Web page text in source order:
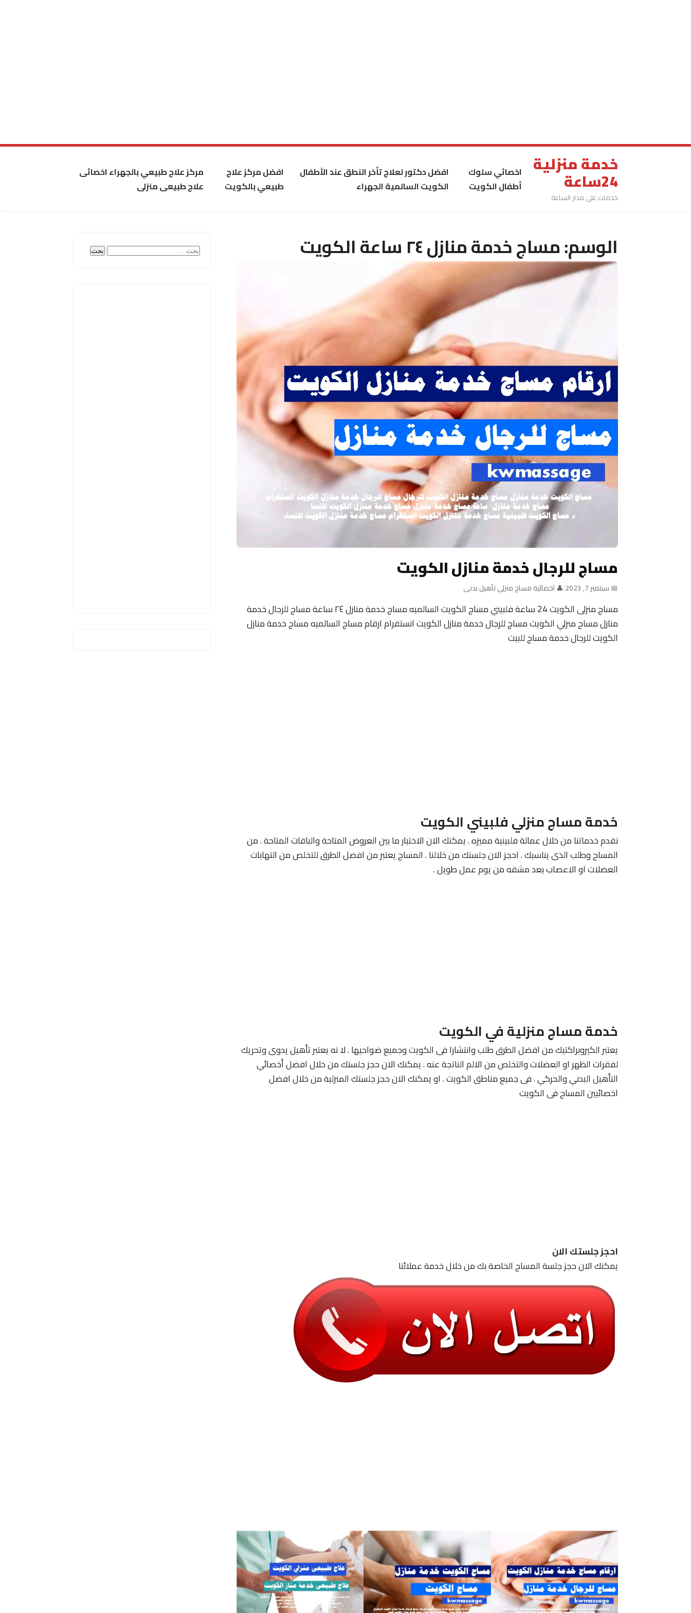
خدمة منزلية
24ساعة
خدمات على مدار الساعة
اخصائي سلوك
أطفال الكويت
افضل دكتور لعلاج تأخر النطق عند الأطفال
الكويت السالمية الجهراء
افضل مركز علاج
طبيعي بالكويت
مركز علاج طبيعي بالجهراء اخصائى
علاج طبيعى منزلى
الوسم:مساج خدمة منازل ٢٤ ساعة الكويت
مساج للرجال خدمة منازل الكويت
📅 سبتمبر 7, 2023 |👤 اخصائية مساج منزلي تأهيل بدنى
مساج منزلى الكويت 24 ساعة فلبيني مساج الكويت السالميه مساج خدمة منازل ٢٤ ساعة مساج للرجال خدمة
منازل مساج منزلي الكويت مساج للرجال خدمة منازل الكويت انستقرام ارقام مساج السالميه مساج خدمة منازل
الكويت للرجال خدمة مساج للبيت
خدمة مساج منزلي فلبيني الكويت
نقدم خدماتنا من خلال عمالة فلبينية مميزه . يمكنك الان الاختيار ما بين العروض المتاحة والباقات المتاحة . من
المساج وطلب الذى يناسبك . احجز الان جلستك من خلالنا . المساج يعتبر من افضل الطرق للتخلص من التهابات
العضلات او الاعصاب بعد مشقه من يوم عمل طويل .
خدمة مساج منزلية في الكويت
يعتبر الكيروبراكتيك من افضل الطرق طلب وانتشارا فى الكويت وجميع ضواحيها . لا نه يعتبر تأهيل يدوى وتحريك
لفقرات الظهر او العضلات والتخلص من الالم الناتجة عنه . يمكنك الان حجز جلستك من خلال افضل أخصائي
التأهيل البدني والحركي . فى جميع مناطق الكويت . او يمكنك الان حجز جلستك المنزلية من خلال افضل
اخصائيين المساج فى الكويت
احجز جلستك الان
يمكنك الان حجز جلسة المساج الخاصة بك من خلال خدمة عملائنا
البحث